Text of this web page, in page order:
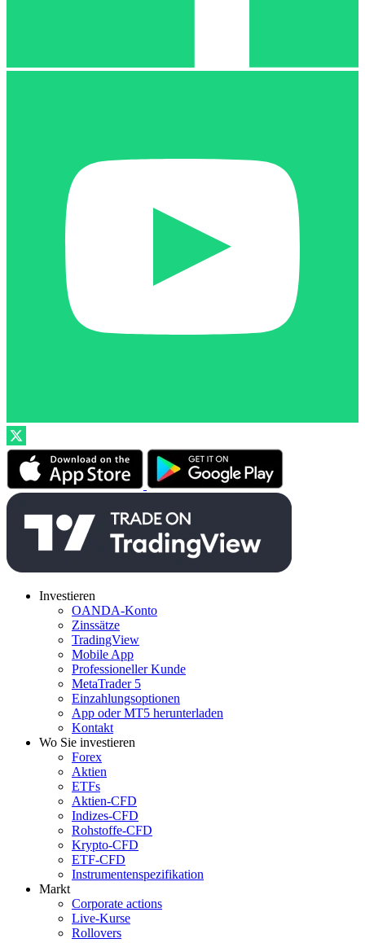
Investieren
OANDA-Konto
Zinssätze
TradingView
Mobile App
Professioneller Kunde
MetaTrader 5
Einzahlungsoptionen
App oder MT5 herunterladen
Kontakt
Wo Sie investieren
Forex
Aktien
ETFs
Aktien-CFD
Indizes-CFD
Rohstoffe-CFD
Krypto-CFD
ETF-CFD
Instrumentenspezifikation
Markt
Corporate actions
Live-Kurse
Rollovers